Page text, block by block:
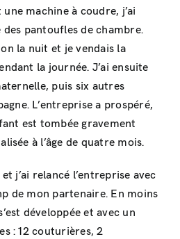
machine à coudre, j’ai
pantoufles de chambre.
la nuit et je vendais la
la journée. J’ai ensuite
puis six autres
L’entreprise a prospéré,
est tombée gravement
à l’âge de quatre mois.
j’ai relancé l’entreprise avec
de mon partenaire. En moins
développée et avec un
: 12 couturières, 2